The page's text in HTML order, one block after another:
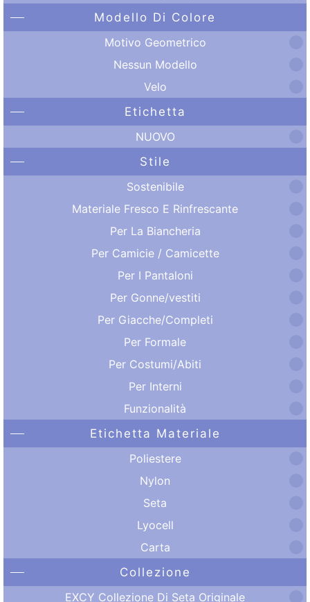
Modello Di Colore
Motivo Geometrico
Nessun Modello
Velo
Etichetta
NUOVO
Stile
Sostenibile
Materiale Fresco E Rinfrescante
Per La Biancheria
Per Camicie / Camicette
Per I Pantaloni
Per Gonne/vestiti
Per Giacche/Completi
Per Formale
Per Costumi/Abiti
Per Interni
Funzionalità
Etichetta Materiale
Poliestere
Nylon
Seta
Lyocell
Carta
Collezione
EXCY Collezione Di Seta Originale